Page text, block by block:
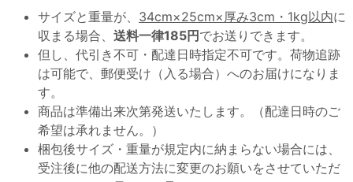
サイズと重量が、 34cm×25cm×厚み3cm・1kg以内に
収まる場合、 送料一律185円 でお送りできます。
但し、代引き不可・配達日時指定不可です。荷物追跡
は可能で、郵便受け（入る場合）へのお届けになりま
す。
商品は準備出来次第発送いたします。（配達日時のご
希望は承れません。）
梱包後サイズ・重量が規定内に納まらない場合には、
受注後に他の配送方法に変更のお願いをさせていただ